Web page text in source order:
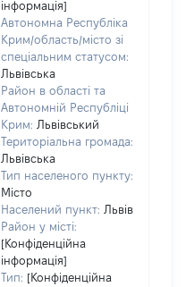
інформація]
Автономна Республіка
Крим/область/місто зі
спеціальним статусом:
Львівська
Район в області та
Автономній Республіці
Крим: Львівський
Територіальна громада:
Львівська
Тип населеного пункту:
Місто
Населений пункт: Львів
Район у місті:
[Конфіденційна
інформація]
Тип: [Конфіденційна